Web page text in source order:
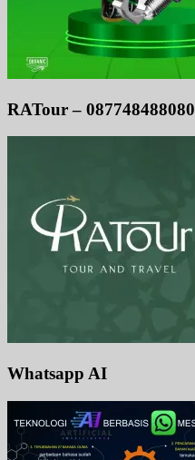
RATour – 087748488080
Whatsapp AI